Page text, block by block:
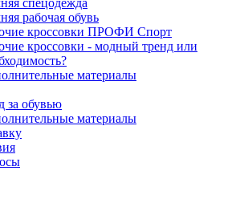
спецодежда
рабочая обувь
кроссовки ПРОФИ Спорт
кроссовки - модный тренд или
материалы
за обувью
материалы